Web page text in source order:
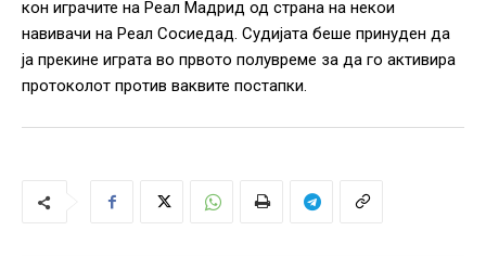
кон играчите на Реал Мадрид од страна на некои
навивачи на Реал Сосиедад. Судијата беше принуден да
ја прекине играта во првото полувреме за да го активира
протоколот против ваквите постапки.